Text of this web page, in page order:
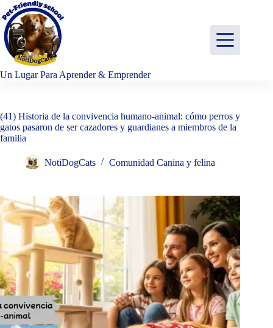
Saltar
al
contenido
Un Lugar Para Aprender & Emprender
(41) Historia de la convivencia humano-animal: cómo perros y
gatos pasaron de ser cazadores y guardianes a miembros de la
familia
NotiDogCats Comunidad Canina y felina